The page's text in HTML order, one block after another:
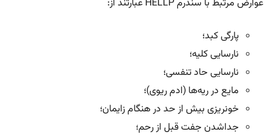
عوارض مرتبط با سندرم HELLP عبارتند از:
پارگی کبد؛
نارسایی کلیه؛
نارسایی حاد تنفسی؛
مایع در ریه‌ها (ادم ریوی)؛
خونریزی بیش از حد در هنگام زایمان؛
جداشدن جفت قبل از رحم؛